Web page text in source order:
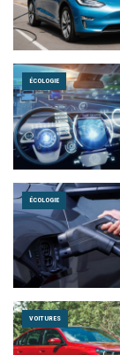
ÉCOLOGIE
ÉCOLOGIE
VOITURES